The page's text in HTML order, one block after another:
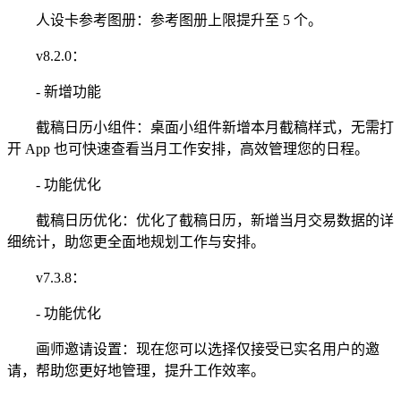
人设卡参考图册：参考图册上限提升至 5 个。
v8.2.0：
- 新增功能
截稿日历小组件：桌面小组件新增本月截稿样式，无需打
开 App 也可快速查看当月工作安排，高效管理您的日程。
- 功能优化
截稿日历优化：优化了截稿日历，新增当月交易数据的详
细统计，助您更全面地规划工作与安排。
v7.3.8：
- 功能优化
画师邀请设置：现在您可以选择仅接受已实名用户的邀
请，帮助您更好地管理，提升工作效率。